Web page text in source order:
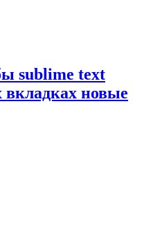
sublime text
вкладках новые